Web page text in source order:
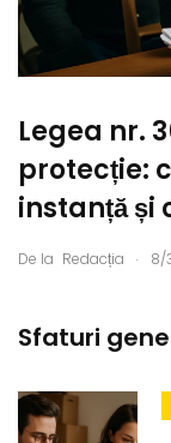
Legea nr.
protecție:
instanță și
De la Redacția . 8/
Sfaturi